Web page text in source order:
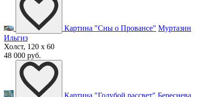
Картина "Сны о Провансе" Муртазин
Ильгиз
Холст, 120 x 60
48 000 руб.
Картина "Голубой рассвет" Береснева